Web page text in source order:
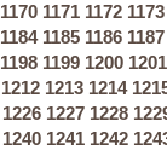
1170 1171 1172 1173
1184 1185 1186 1187
1198 1199 1200 1201
1212 1213 1214
1226 1227 1228
1240 1241 1242